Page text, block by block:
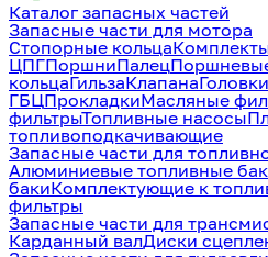
Каталог запасных частей
Запасные части для мотора
Стопорные кольца
ЦПГПоршниПалец
кольцаГильзаКлапанаГоловки
ГБЦПрокладкиМасляные
фильтрыТопливные насосы
топливоподкачивающие
Запасные части для
Алюминиевые топливные
бакиКомплектующие к
фильтры
Запасные части для
Карданный валДиски